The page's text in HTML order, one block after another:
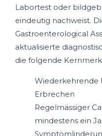
Labortest oder
eindeutig nachweist.
Gastroenterological
aktualisierte
die folgende
Wiederkehrende
Erbrechen
Regelmässiger
mindestens ein